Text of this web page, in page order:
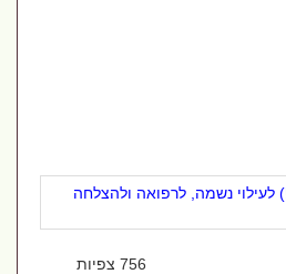
נשמה, לרפואה ולהצלחה
756 צפיות